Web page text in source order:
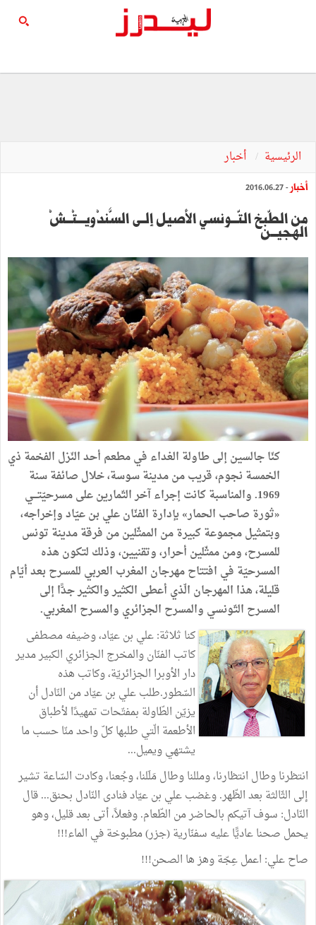
الرئيسية أخبار
أخبار - 2016.06.27
‬الهجيـــن
كنّاجالسينإلىطاولة الغداء فيمطعم أحدالنّزل الفخمة ذي
الخمسة نجوم،قريبمنمدينةسوسة،خلال صائفةسنة
1969
.والمناسبةكانتإجراءآخرالتّمارينعلىمسرحيّتـــي
«ثورة صاحب الحمار» بإدارة الفنّانعلي بنعيّادوإخراجه،
وبتمثيلمجموعةكبيرةمن الممثّلينمن فرقةمدينة تونس
للمسرح،ومنممثّلين أحرار،وتقنيين،وذلك لتكون هذه
المسرحيّة في افتتاحمهرجان المغرب العربي للمسرح بعدأيّام
قليلة،هذا المهرجان الّذي أعطى الكثيروالكثيرجدًّاإلى
المسرح التّونسي والمسرح الجزائري والمسرح المغربي.
كنا ثلاثة:علي بنعيّاد،وضيفهمصطفى
كاتب الفنّانوالمخرج الجزائري الكبيرمدير
دارالأوبرا الجزائريّة،وكاتب هذه
السّطور.طلبعلي بنعيّادمن النّادلأن
يزيّن الطّاولة بمفتّحات تمهيدًا لأطباق
الأطعمة الّتي طلبهاكلّواحدمنّاحسبما
يشتهيويميل...
انتظرناوطال انتظارنا،ومللناوطالمَلَلنا،وجُعنا،وكادت السّاعة تشير
إلى الثّالثة بعدالظّهر.وغضبعلي بنعيّادفنادى النّادل بحنق...قال
النّادل: سوفآتيكم بالحاضرمن الطّعام.وفعلاً،أتى بعدقليل،وهو
يحمل صحناعاديًّاعليه سفنّارية(جزر)مطبوخةفي الماء!!!
صاحعلي: اعملعِجّةوهزها الصحن!!!